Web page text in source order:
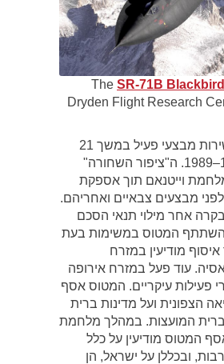
The SR-71B Blackbird
Dryden Flight Research
המטוס טס בשירות מבצעי פעיל במשך 21
שנים, בין 1968–1989. ה"ציפור השחורה"
וייטנאם תוך אספקת
לפני מבצעים צבאיים ואחריהם.
אחר מילוי תנאי הסכם
המטוס במשימות בעת
איסוף מודיעין במזרח
עוד פעל במזרח אירופה
פעילות עיקריים. המטוס אסף
הצפונית ועל מדינות ברית
המועצות. במהלך מלחמת
המטוס מודיעין על כלל
ובכללן על ישראל, הן